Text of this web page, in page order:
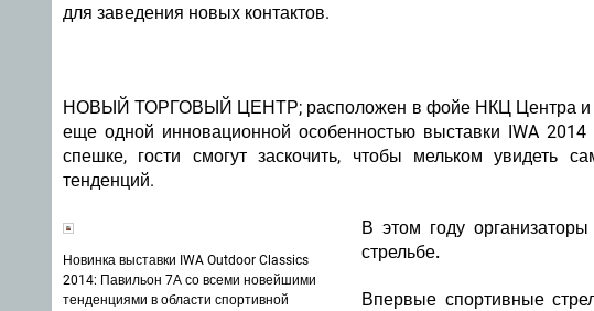
для заведения новых контактов.
НОВЫЙ ТОРГОВЫЙ ЦЕНТР; расположен в фойе НКЦ Центра и
еще одной инновационной особенностью выставки IWA
спешке, гости смогут заскочить, чтобы мельком увидеть
тенденций.
Новинка выставки IWA Outdoor Classics
2014: Павильон 7А со всеми новейшими
тенденциями в области спортивной
В этом году
стрельбе.
Впервые спортивные